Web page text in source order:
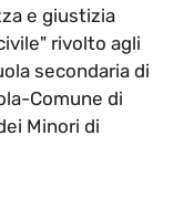
e giustizia
rivolto agli
secondaria di
Comune di
Minori di